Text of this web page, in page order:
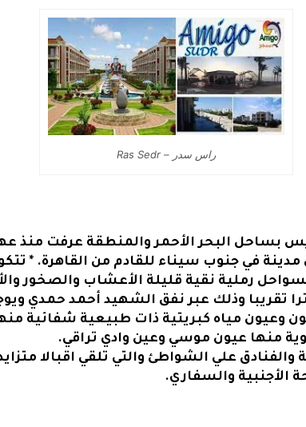
راس سدر – Ras Sedr
بساحل البحر الأحمر والمنطقة عرفت منذ
مدينة في جنوب سيناء للقادم من القاهرة. *
رملية نقية قليلة الأعشاب والصخور
سدر عن القاهرة 200 كيلومترا تقريبا وذلك عبر نفق الشهيد
والفنادق علي الشواطئ والتي تلقي اقبالا
الأجنبية والسفاري.